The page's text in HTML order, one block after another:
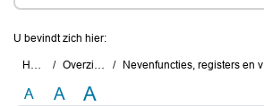
U bevindt zich hier:
Home Overzichten Nevenfuncties, registers en vergoedingen
A A A